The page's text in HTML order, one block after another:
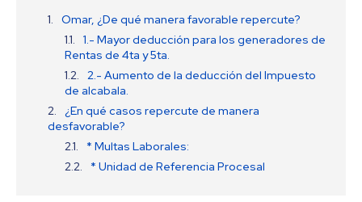
Omar, ¿De qué manera favorable repercute?
1.- Mayor deducción para los generadores de
Rentas de 4ta y 5ta.
2.- Aumento de la deducción del Impuesto
de alcabala.
¿En qué casos repercute de manera
desfavorable?
* Multas Laborales:
* Unidad de Referencia Procesal